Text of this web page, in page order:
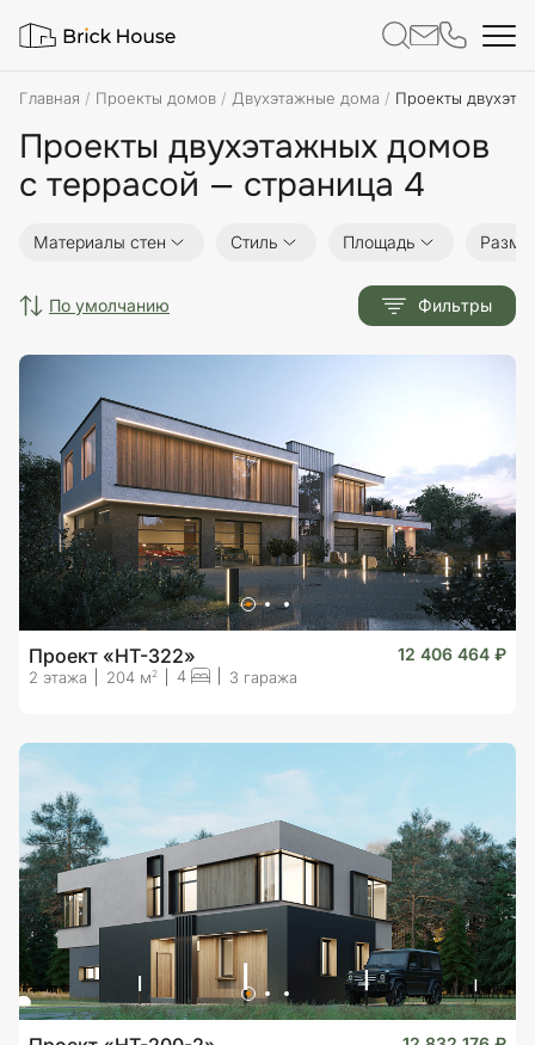
Главная Проекты домов Двухэтажные дома Проекты
Проекты двухэтажных домов
с террасой — страница 4
Материалы стен Стиль Площадь
по умолчанию Фильтры
Проект «HT-322» 12 406 464 ₽
2 этажа 204 м2 4 3 гаража